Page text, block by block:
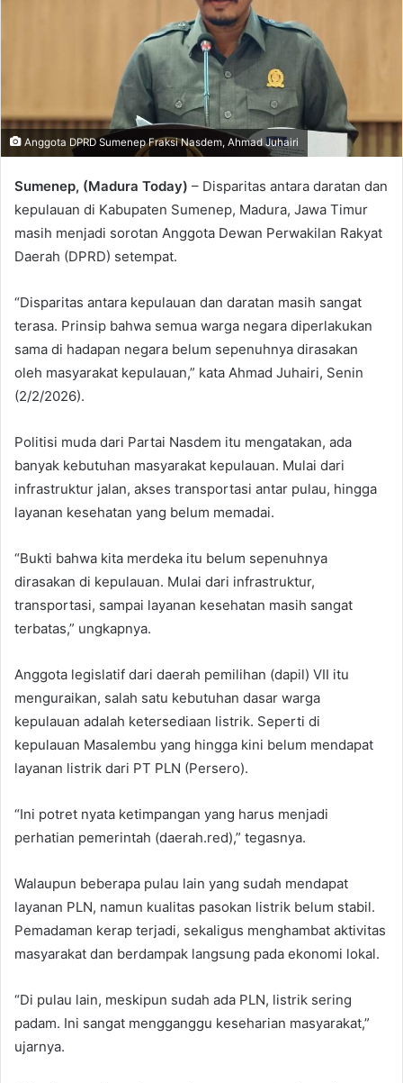
m
Anggota DPRD Sumenep Fraksi Nasdem, Ahmad Juhairi
Sumenep, (Madura Today) – Disparitas antara daratan dan
kepulauan di Kabupaten Sumenep, Madura, Jawa Timur
masih menjadi sorotan Anggota Dewan Perwakilan Rakyat
Daerah (DPRD) setempat.
“Disparitas antara kepulauan dan daratan masih sangat
terasa. Prinsip bahwa semua warga negara diperlakukan
sama di hadapan negara belum sepenuhnya dirasakan
oleh masyarakat kepulauan,” kata Ahmad Juhairi, Senin
(2/2/2026).
Politisi muda dari Partai Nasdem itu mengatakan, ada
banyak kebutuhan masyarakat kepulauan. Mulai dari
infrastruktur jalan, akses transportasi antar pulau, hingga
layanan kesehatan yang belum memadai.
“Bukti bahwa kita merdeka itu belum sepenuhnya
dirasakan di kepulauan. Mulai dari infrastruktur,
transportasi, sampai layanan kesehatan masih sangat
terbatas,” ungkapnya.
Anggota legislatif dari daerah pemilihan (dapil) VII itu
menguraikan, salah satu kebutuhan dasar warga
kepulauan adalah ketersediaan listrik. Seperti di
kepulauan Masalembu yang hingga kini belum mendapat
layanan listrik dari PT PLN (Persero).
“Ini potret nyata ketimpangan yang harus menjadi
perhatian pemerintah (daerah.red),” tegasnya.
Walaupun beberapa pulau lain yang sudah mendapat
layanan PLN, namun kualitas pasokan listrik belum stabil.
Pemadaman kerap terjadi, sekaligus menghambat aktivitas
masyarakat dan berdampak langsung pada ekonomi lokal.
“Di pulau lain, meskipun sudah ada PLN, listrik sering
padam. Ini sangat mengganggu keseharian masyarakat,”
ujarnya.